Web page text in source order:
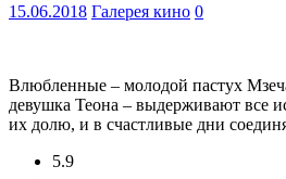
15.06.2018 Галерея кино 0
Влюбленные – молодой пастух
девушка Теона – выдерживают все
их долю, и в счастливые дни
5.9